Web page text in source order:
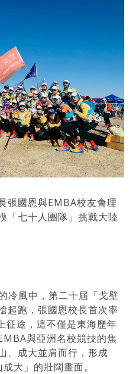
張國恩與EMBA校友會理
「七十人團隊」挑戰大陸
風中，第二十屆「戈壁
起跑，張國恩校長首次率
征途，這不僅是東海歷年
與亞洲名校競技的焦
、成大並肩而行，形成
大」的壯闊畫面。